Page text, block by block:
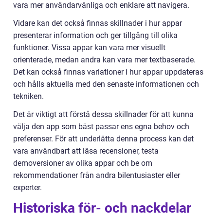
vara mer användarvänliga och enklare att navigera.
Vidare kan det också finnas skillnader i hur appar
presenterar information och ger tillgång till olika
funktioner. Vissa appar kan vara mer visuellt
orienterade, medan andra kan vara mer textbaserade.
Det kan också finnas variationer i hur appar uppdateras
och hålls aktuella med den senaste informationen och
tekniken.
Det är viktigt att förstå dessa skillnader för att kunna
välja den app som bäst passar ens egna behov och
preferenser. För att underlätta denna process kan det
vara användbart att läsa recensioner, testa
demoversioner av olika appar och be om
rekommendationer från andra bilentusiaster eller
experter.
Historiska för- och nackdelar